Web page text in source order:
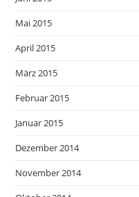
Mai 2015
April 2015
März 2015
Februar 2015
Januar 2015
Dezember 2014
November 2014